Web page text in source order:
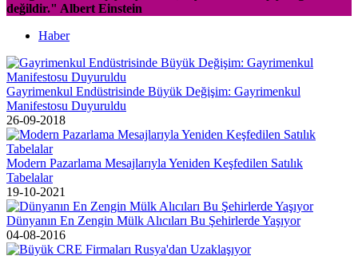
değildir." Albert Einstein
Haber
Gayrimenkul Endüstrisinde Büyük Değişim: Gayrimenkul
Manifestosu Duyuruldu
26-09-2018
Modern Pazarlama Mesajlarıyla Yeniden Keşfedilen Satılık
Tabelalar
19-10-2021
Dünyanın En Zengin Mülk Alıcıları Bu Şehirlerde Yaşıyor
04-08-2016